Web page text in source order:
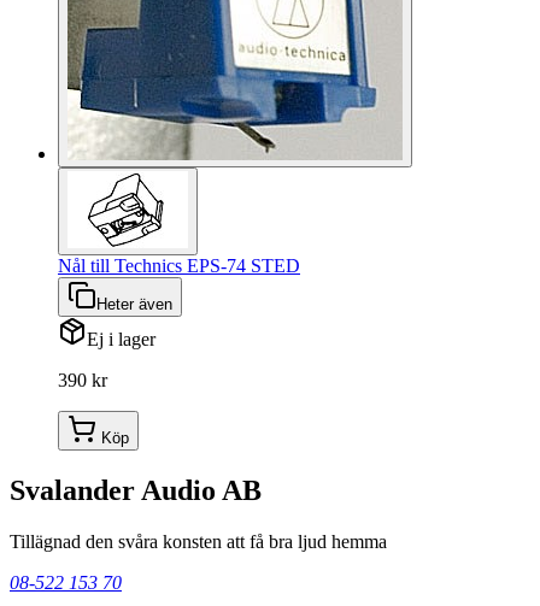
Nål till Technics EPS-74 STED
Heter även
Ej i lager
390 kr
Köp
Svalander Audio AB
Tillägnad den svåra konsten att få bra ljud hemma
08-522 153 70